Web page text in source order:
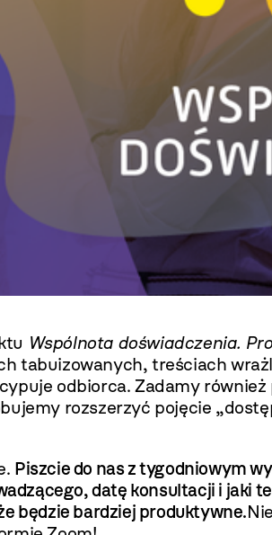
Wspólnota doświadczenia.
tabuizowanych, treściach
odbiorca. Zadamy
rozszerzyć pojęcie
Piszcie do nas z tygodniowym
datę konsultacji i jaki
będzie bardziej produktywne.